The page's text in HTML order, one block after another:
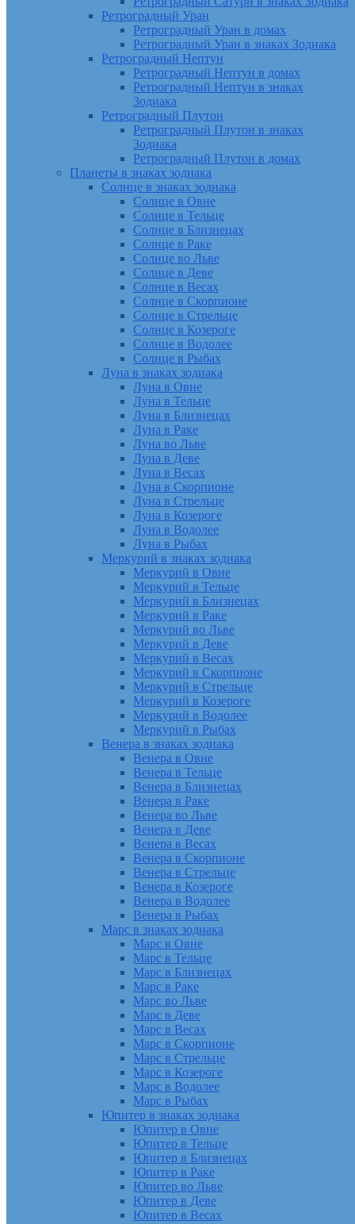
Ретроградный Уран
Ретроградный Уран в домах
Ретроградный Уран в знаках Зодиака
Ретроградный Нептун
Ретроградный Нептун в домах
Ретроградный Нептун в знаках
Зодиака
Ретроградный Плутон
Ретроградный Плутон в знаках
Зодиака
Ретроградный Плутон в домах
Планеты в знаках зодиака
Солнце в знаках зодиака
Солнце в Овне
Солнце в Тельце
Солнце в Близнецах
Солнце в Раке
Солнце во Льве
Солнце в Деве
Солнце в Весах
Солнце в Скорпионе
Солнце в Стрельце
Солнце в Козероге
Солнце в Водолее
Солнце в Рыбах
Луна в знаках зодиака
Луна в Овне
Луна в Тельце
Луна в Близнецах
Луна в Раке
Луна во Льве
Луна в Деве
Луна в Весах
Луна в Скорпионе
Луна в Стрельце
Луна в Козероге
Луна в Водолее
Луна в Рыбах
Меркурий в знаках зодиака
Меркурий в Овне
Меркурий в Тельце
Меркурий в Близнецах
Меркурий в Раке
Меркурий во Льве
Меркурий в Деве
Меркурий в Весах
Меркурий в Скорпионе
Меркурий в Стрельце
Меркурий в Козероге
Меркурий в Водолее
Меркурий в Рыбах
Венера в знаках зодиака
Венера в Овне
Венера в Тельце
Венера в Близнецах
Венера в Раке
Венера во Льве
Венера в Деве
Венера в Весах
Венера в Скорпионе
Венера в Стрельце
Венера в Козероге
Венера в Водолее
Венера в Рыбах
Марс в знаках зодиака
Марс в Овне
Марс в Тельце
Марс в Близнецах
Марс в Раке
Марс во Льве
Марс в Деве
Марс в Весах
Марс в Скорпионе
Марс в Стрельце
Марс в Козероге
Марс в Водолее
Марс в Рыбах
Юпитер в знаках зодиака
Юпитер в Овне
Юпитер в Тельце
Юпитер в Близнецах
Юпитер в Раке
Юпитер во Льве
Юпитер в Деве
Юпитер в Весах